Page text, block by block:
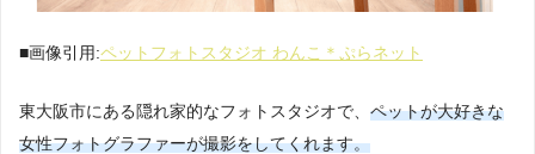
■画像引用:ペットフォトスタジオ わんこ＊ぷらネット
東大阪市にある隠れ家的なフォトスタジオで、 ペットが大好きな
女性フォトグラファーが撮影をしてくれます。